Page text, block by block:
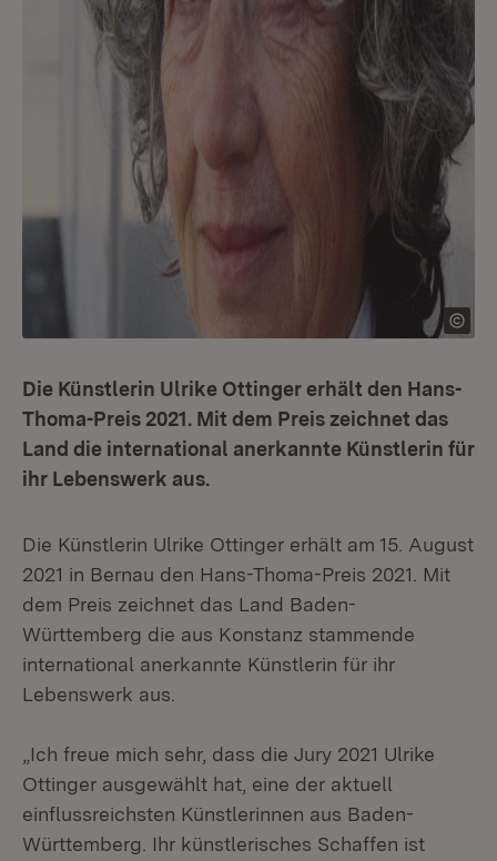
Die Künstlerin Ulrike Ottinger erhält den Hans-
Thoma-Preis 2021. Mit dem Preis zeichnet das
Land die international anerkannte Künstlerin für
ihr Lebenswerk aus.
Die Künstlerin Ulrike Ottinger erhält am 15. August
2021 in Bernau den Hans-Thoma-Preis 2021. Mit
dem Preis zeichnet das Land Baden-
Württemberg die aus Konstanz stammende
international anerkannte Künstlerin für ihr
Lebenswerk aus.
„Ich freue mich sehr, dass die Jury 2021 Ulrike
Ottinger ausgewählt hat, eine der aktuell
einflussreichsten Künstlerinnen aus Baden-
Württemberg. Ihr künstlerisches Schaffen ist